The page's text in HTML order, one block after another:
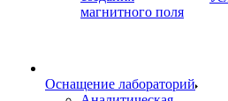
магнитного поля
Оснащение лабораторий